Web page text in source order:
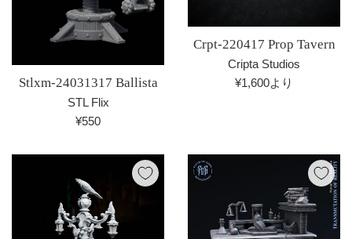
Stlxm-24031317 Ballista
STL Flix
通
価
格
¥550
Crpt-220417 Prop Tavern
Cripta Studios
¥1,600より